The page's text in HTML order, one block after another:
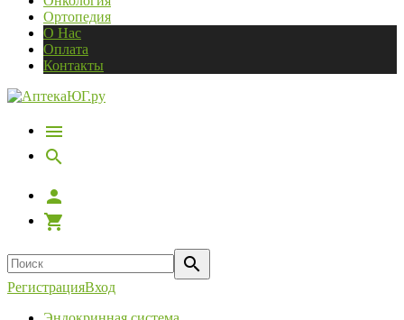
Ортопедия
О Нас
Оплата
Контакты
РегистрацияВход